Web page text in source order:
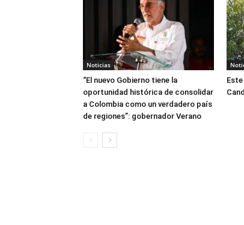
Noticias
“El nuevo Gobierno tiene la
oportunidad histórica de consolidar
a Colombia como un verdadero país
de regiones”: gobernador Verano